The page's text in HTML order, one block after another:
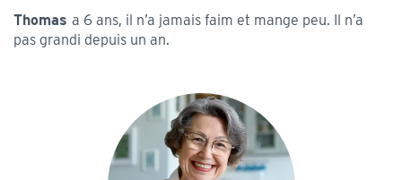
Thomas a 6 ans, il n’a jamais faim et mange peu. Il n’a
pas grandi depuis un an.